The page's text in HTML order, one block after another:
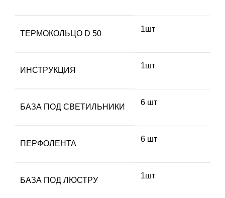
ТЕРМОКОЛЬЦО D 50
1шт
ИНСТРУКЦИЯ
1шт
БАЗА ПОД СВЕТИЛЬНИКИ
6 шт
ПЕРФОЛЕНТА
6 шт
БАЗА ПОД ЛЮСТРУ
1шт